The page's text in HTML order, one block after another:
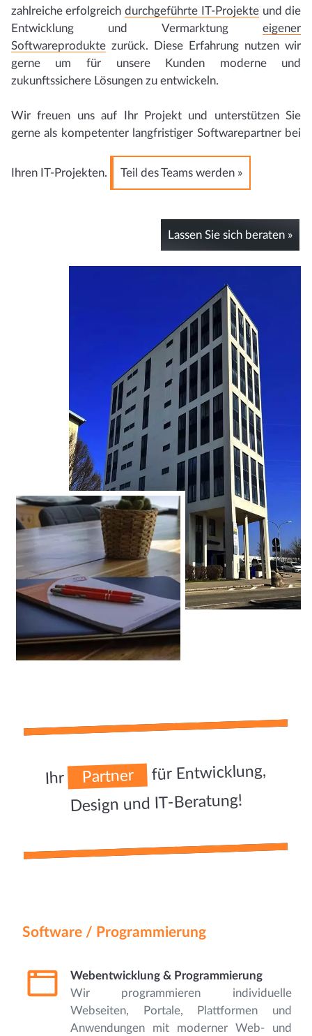
zahlreiche erfolgreichdurchgeführte IT-Projekteund die
Entwicklung und Vermarktungeigener
Softwareproduktezurück. Diese Erfahrung nutzen wir
gerne um für unsere Kunden moderne und
zukunftssichere Lösungen zu entwickeln.
Wir freuen uns auf Ihr Projekt und unterstützen Sie
gerne als kompetenter langfristiger Softwarepartner bei
Ihren IT-Projekten. Teil des Teams werden »
Lassen Sie sich beraten »
Ihr Partner für Entwicklung,
Design und IT-Beratung!
Software / Programmierung
Webentwicklung & Programmierung
Wir programmieren individuelle
Webseiten, Portale, Plattformen und
Anwendungen mit moderner Web- und